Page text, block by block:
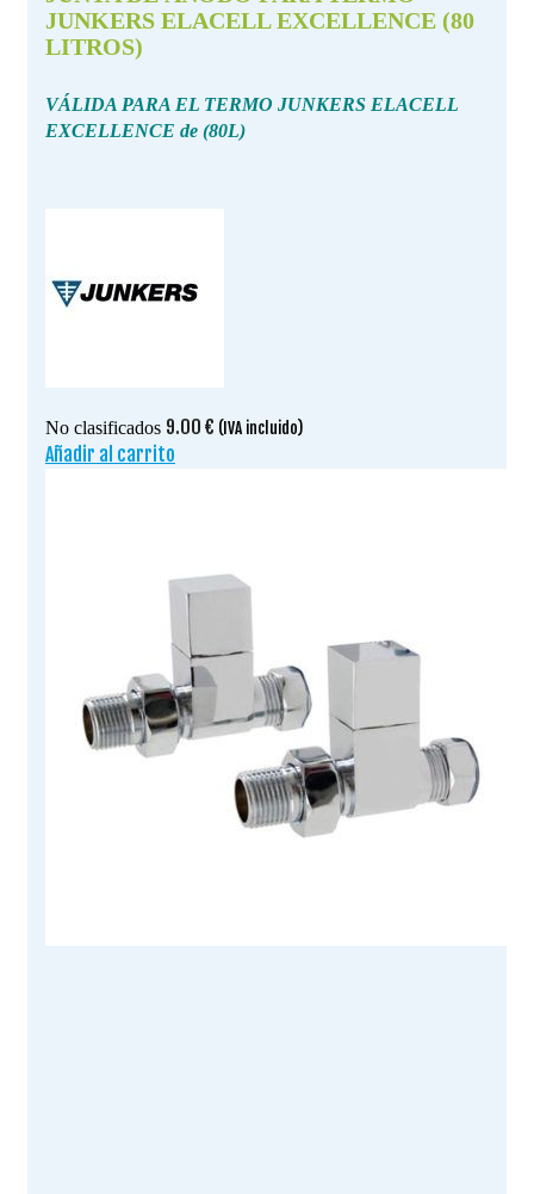
JUNKERS ELACELL EXCELLENCE (80
LITROS)
VÁLIDA PARA EL TERMO JUNKERS ELACELL
EXCELLENCE de (80L)
No clasificados 9.00 € (IVA incluido)
Añadir al carrito